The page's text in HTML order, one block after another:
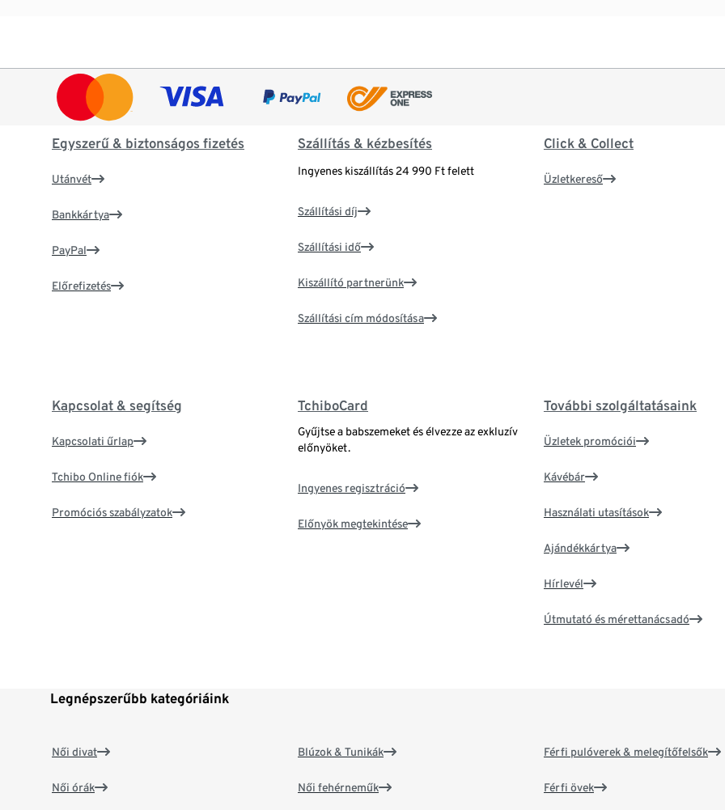
Egyszerű & biztonságos fizetés
Utánvét
Bankkártya
PayPal
Előrefizetés
Szállítás & kézbesítés
Ingyenes kiszállítás 24 990 Ft felett
Szállítási díj
Szállítási idő
Kiszállító partnerünk
Szállítási cím módosítása
Click & Collect
Üzletkereső
Kapcsolat & segítség
Kapcsolati űrlap
Tchibo Online fiók
Promóciós szabályzatok
TchiboCard
Gyűjtse a babszemeket és élvezze az exkluzív
előnyöket.
Ingyenes regisztráció
Előnyök megtekintése
További szolgáltatásaink
Üzletek promóciói
Kávébár
Használati utasítások
Ajándékkártya
Hírlevél
Útmutató és mérettanácsadó
Legnépszerűbb kategóriáink
Női divat
Női órák
Blúzok & Tunikák
Női fehérneműk
Férfi pulóverek & melegítőfelsők
Férfi övek